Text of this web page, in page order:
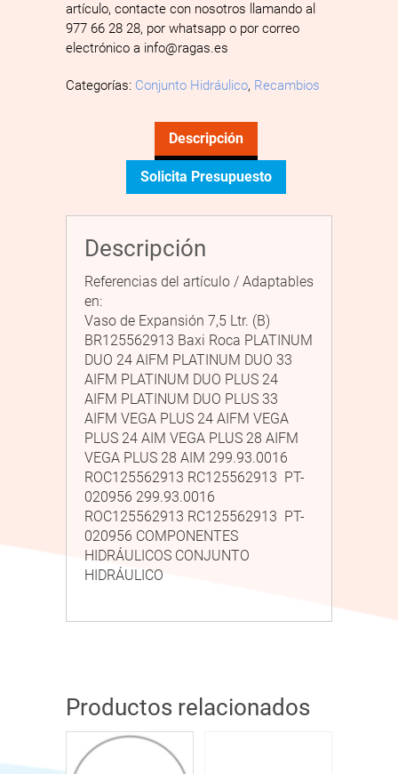
artículo, contacte con nosotros llamando al
977 66 28 28, por whatsapp o por correo
electrónico a info@ragas.es
Categorías: Conjunto Hidráulico, Recambios
Descripción
Solicita Presupuesto
Descripción
Referencias del artículo / Adaptables
en:
Vaso de Expansión 7,5 Ltr. (B)
BR125562913 Baxi Roca PLATINUM
DUO 24 AIFM PLATINUM DUO 33
AIFM PLATINUM DUO PLUS 24
AIFM PLATINUM DUO PLUS 33
AIFM VEGA PLUS 24 AIFM VEGA
PLUS 24 AIM VEGA PLUS 28 AIFM
VEGA PLUS 28 AIM 299.93.0016
ROC125562913 RC125562913 PT-
020956 299.93.0016
ROC125562913 RC125562913 PT-
020956 COMPONENTES
HIDRÁULICOS CONJUNTO
HIDRÁULICO
Productos relacionados